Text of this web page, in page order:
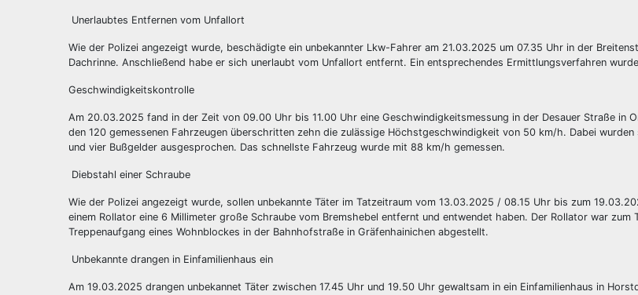
Unerlaubtes Entfernen vom Unfallort
Wie der Polizei angezeigt wurde, beschädigte ein unbekannter Lkw-Fahrer am 21.03.2025 um 07.35 Uhr in der
Dachrinne. Anschließend habe er sich unerlaubt vom Unfallort entfernt. Ein entsprechendes Ermittlungsverfahren
Geschwindigkeitskontrolle
Am 20.03.2025 fand in der Zeit von 09.00 Uhr bis 11.00 Uhr eine Geschwindigkeitsmessung in der Desauer Straße in
den 120 gemessenen Fahrzeugen überschritten zehn die zulässige Höchstgeschwindigkeit von 50 km/h. Dabei wurden
und vier Bußgelder ausgesprochen. Das schnellste Fahrzeug wurde mit 88 km/h gemessen.
Diebstahl einer Schraube
Wie der Polizei angezeigt wurde, sollen unbekannte Täter im Tatzeitraum vom 13.03.2025 / 08.15 Uhr bis zum
einem Rollator eine 6 Millimeter große Schraube vom Bremshebel entfernt und entwendet haben. Der Rollator war zum
Treppenaufgang eines Wohnblockes in der Bahnhofstraße in Gräfenhainichen abgestellt.
Unbekannte drangen in Einfamilienhaus ein
Am 19.03.2025 drangen unbekannet Täter zwischen 17.45 Uhr und 19.50 Uhr gewaltsam in ein Einfamilienhaus in